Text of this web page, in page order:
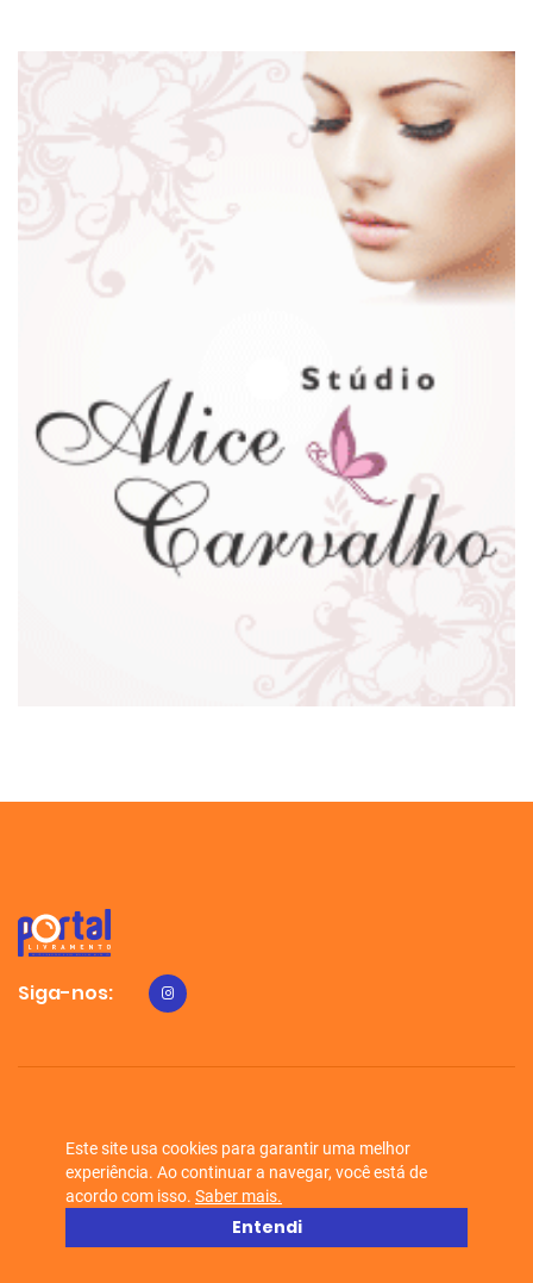
Siga-nos:
Este site usa cookies para garantir uma melhor
experiência. Ao continuar a navegar, você está de
acordo com isso. Saber mais.
Entendi